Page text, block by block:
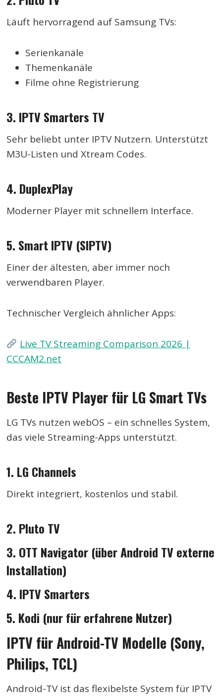
Läuft hervorragend auf Samsung TVs:
Serienkanäle
Themenkanäle
Filme ohne Registrierung
3. IPTV Smarters TV
Sehr beliebt unter IPTV Nutzern. Unterstützt
M3U-Listen und Xtream Codes.
4. DuplexPlay
Moderner Player mit schnellem Interface.
5. Smart IPTV (SIPTV)
Einer der ältesten, aber immer noch
verwendbaren Player.
Technischer Vergleich ähnlicher Apps:
Live TV Streaming Comparison 2026 |
CCCAM2.net
Beste IPTV Player für LG Smart TVs
LG TVs nutzen webOS – ein schnelles System,
das viele Streaming-Apps unterstützt.
1. LG Channels
Direkt integriert, kostenlos und stabil.
2. Pluto TV
3. OTT Navigator (über Android TV externe
Installation)
4. IPTV Smarters
5. Kodi (nur für erfahrene Nutzer)
IPTV für Android-TV Modelle (Sony,
Philips, TCL)
Android-TV ist das flexibelste System für IPTV